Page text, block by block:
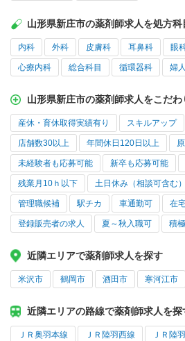
山形県新庄市の薬剤師求人を処方科
内科 外科 皮膚科 耳鼻科 眼
心療内科 総合科目 循環器科 婦
山形県新庄市の薬剤師求人をこだ
産休・育休取得実績有り スキルアップ
店舗数30以上 年間休日120日以上
未経験者も応募可能 新卒も応募可能
残業月10ｈ以下 土日休み（相談可含む）
管理職候補 駅チカ 車通勤可 在
登録販売者の求人 夏～秋入職可 積
近隣エリアで薬剤師求人を探す
米沢市 鶴岡市 酒田市 寒河江市
近隣エリアの路線で薬剤師求人を探
ＪＲ奥羽本線 ＪＲ陸羽西線 ＪＲ陸